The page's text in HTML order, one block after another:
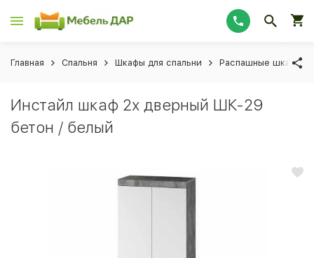
Главная Спальня Шкафы для спальни Распашные шкафы
Инстайл шкаф 2х дверный ШК-29
бетон / белый